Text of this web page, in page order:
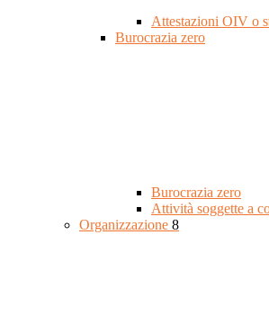
Attestazioni OIV o
Burocrazia zero
Burocrazia zero
Attività soggette a
Organizzazione 8